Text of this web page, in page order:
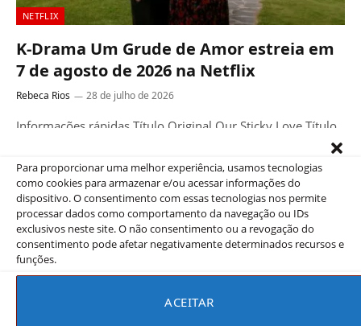
Para proporcionar uma melhor experiência, usamos tecnologias
como cookies para armazenar e/ou acessar informações do
dispositivo. O consentimento com essas tecnologias nos permite
processar dados como comportamento da navegação ou IDs
exclusivos neste site. O não consentimento ou a revogação do
consentimento pode afetar negativamente determinados recursos e
funções.
ACEITAR
NETFLIX
K-Drama Um Grude de Amor estreia em
7 de agosto de 2026 na Netflix
Rebeca Rios 28 de julho de 2026
Informações rápidas Título Original Our Sticky Love Título
(Brasil) Um Grude de Amor Gênero Drama, Comédia País
de origem Coreia…